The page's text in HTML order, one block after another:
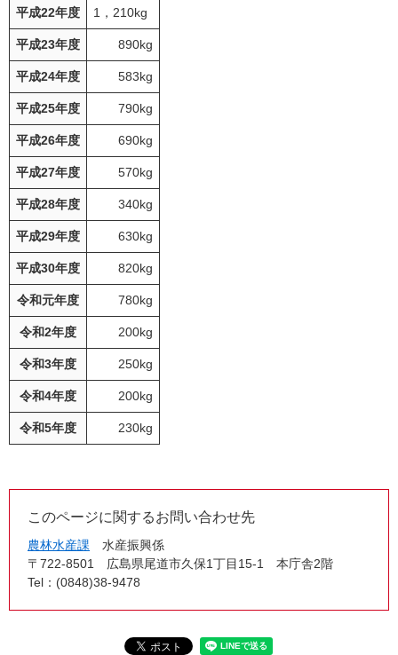
平成22年度 1，210kg
平成23年度 890kg
平成24年度 583kg
平成25年度 790kg
平成26年度 690kg
平成27年度 570kg
平成28年度 340kg
平成29年度 630kg
平成30年度 820kg
令和元年度 780kg
令和2年度 200kg
令和3年度 250kg
令和4年度 200kg
令和5年度 230kg
このページに関するお問い合わせ先
農林水産課
水産振興係
〒722-8501
広島県尾道市久保1丁目15-1 本庁舎2階
Tel：(0848)38-9478